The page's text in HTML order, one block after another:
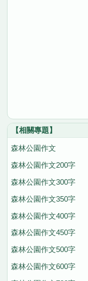
【相關專題】
森林公園作文
森林公園作文200字
森林公園作文300字
森林公園作文350字
森林公園作文400字
森林公園作文450字
森林公園作文500字
森林公園作文600字